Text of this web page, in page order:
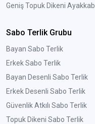
terlikleri, sabo terlik
Geniş Topuk Dikeni
Sabo Terlik Grubu
Bayan Sabo Terlik
Erkek Sabo Terlik
Bayan Desenli Sabo Terlik
Erkek Desenli Sabo Terlik
Güvenlik Atkılı Sabo Terlik
Topuk Dikeni Sabo Terlik